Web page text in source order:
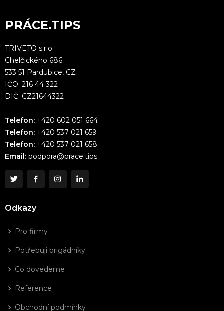
PRÁCE.TIPS
TRIVETO s.r.o.
Chelčického 686
533 51 Pardubice, CZ
IČO: 216 44 322
DIČ: CZ21644322
Telefon: +420 602 051 664
Telefon: +420 537 021 659
Telefon: +420 537 021 658
Email: podpora@prace.tips
Odkazy
Pro firmy
Potřebuji brigádníky
Co dovedeme
Reference
Obchodní podmínky